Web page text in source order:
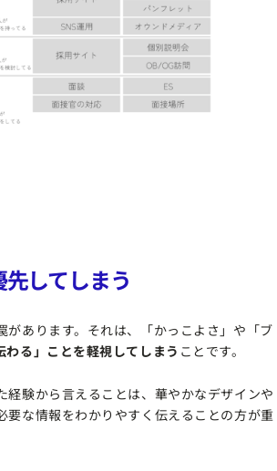
してしまう
あります。それは、「かっこよさ」や「ブ
わる」ことを軽視してしまう ことです。
験から言えることは、華やかなデザインや
な情報をわかりやすく伝えることの方が重